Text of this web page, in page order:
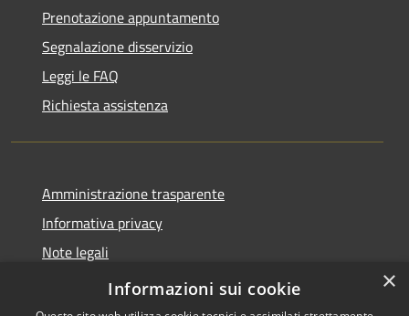
Prenotazione appuntamento
Segnalazione disservizio
Leggi le FAQ
Richiesta assistenza
Amministrazione trasparente
Informativa privacy
Note legali
Dichiarazione di accessibilità
×
Informazioni sui cookie